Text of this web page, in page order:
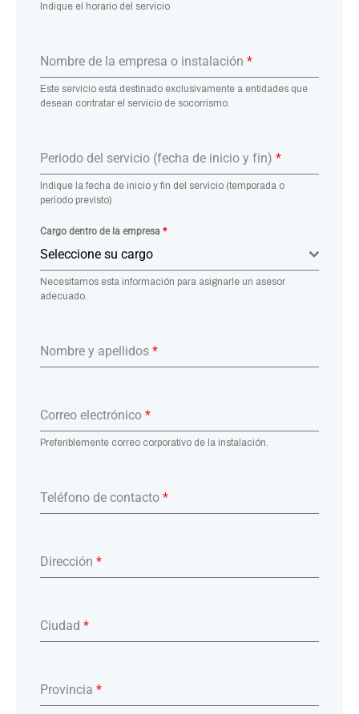
Indique el horario del servicio
Nombre de la empresa o instalación *
Este servicio está destinado exclusivamente a entidades que
desean contratar el servicio de socorrismo.
Periodo del servicio (fecha de inicio y fin) *
Indique la fecha de inicio y fin del servicio (temporada o
periodo previsto)
Cargo dentro de la empresa *
Seleccione su cargo
Necesitamos esta información para asignarle un asesor
adecuado.
Nombre y apellidos *
Correo electrónico *
Preferiblemente correo corporativo de la instalación.
Teléfono de contacto *
Dirección *
Ciudad *
Provincia *